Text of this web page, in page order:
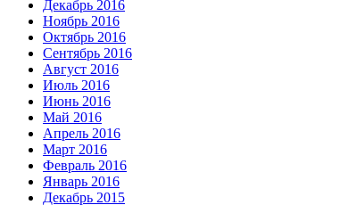
Декабрь 2016
Ноябрь 2016
Октябрь 2016
Сентябрь 2016
Август 2016
Июль 2016
Июнь 2016
Май 2016
Апрель 2016
Март 2016
Февраль 2016
Январь 2016
Декабрь 2015